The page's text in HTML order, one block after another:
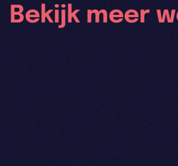
Bekijk meer